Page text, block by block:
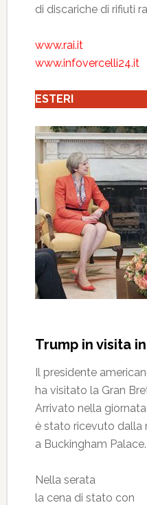
di discariche di rifiuti
www.rai.it
www.infovercelli24.it
ESTERI
Trump in visita
Il presidente
ha visitato la Gran
Arrivato nella
è stato ricevuto dalla
a Buckingham Palace.
Nella serata
la cena di stato con